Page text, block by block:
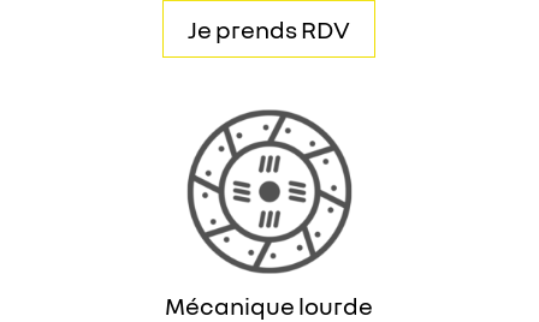
Je prends RDV
Mécanique lourde